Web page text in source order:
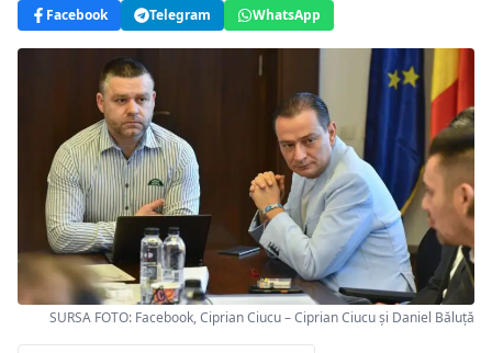
Facebook Telegram WhatsApp
SURSA FOTO: Facebook, Ciprian Ciucu – Ciprian Ciucu și Daniel Băluță